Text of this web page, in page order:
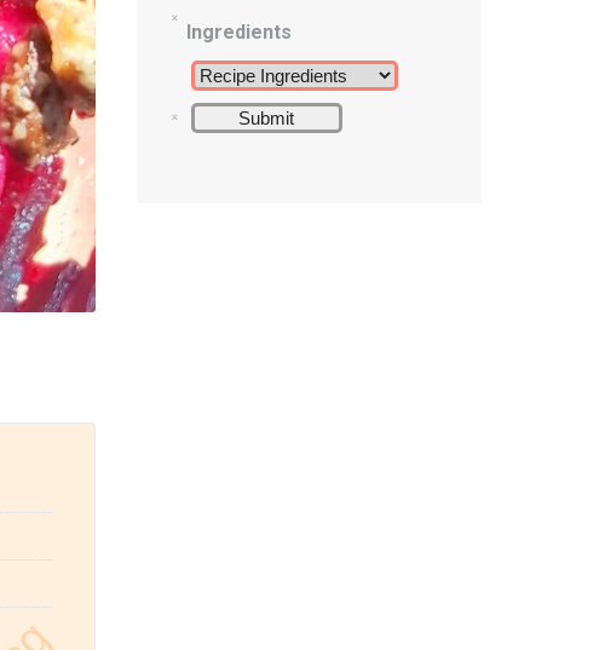
Ingredients